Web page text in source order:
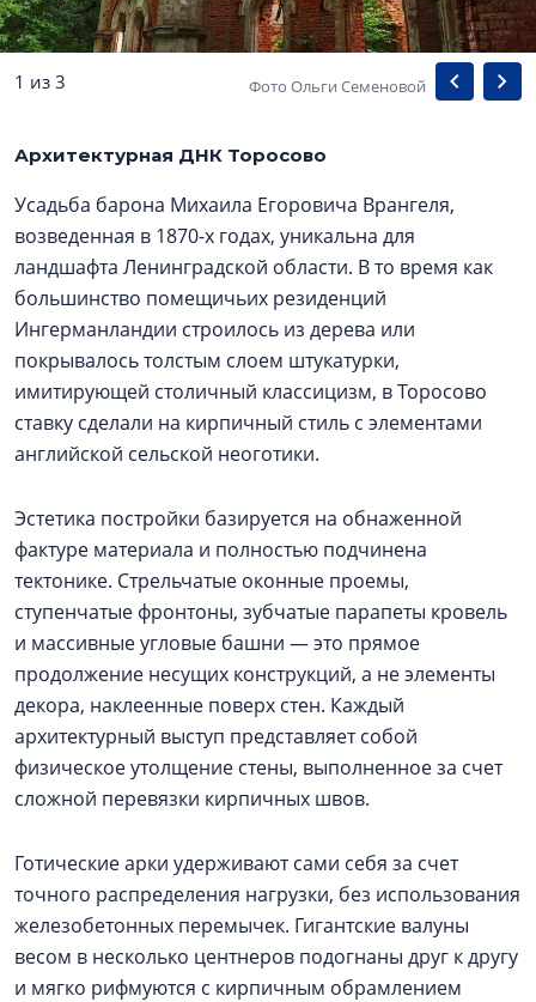
1 из 3 Фото Ольги Семеновой
Архитектурная ДНК Торосово
Усадьба барона Михаила Егоровича Врангеля,
возведенная в 1870-х годах, уникальна для
ландшафта Ленинградской области. В то время как
большинство помещичьих резиденций
Ингерманландии строилось из дерева или
покрывалось толстым слоем штукатурки,
имитирующей столичный классицизм, в Торосово
ставку сделали на кирпичный стиль с элементами
английской сельской неоготики.
Эстетика постройки базируется на обнаженной
фактуре материала и полностью подчинена
тектонике. Стрельчатые оконные проемы,
ступенчатые фронтоны, зубчатые парапеты кровель
и массивные угловые башни — это прямое
продолжение несущих конструкций, а не элементы
декора, наклеенные поверх стен. Каждый
архитектурный выступ представляет собой
физическое утолщение стены, выполненное за счет
сложной перевязки кирпичных швов.
Готические арки удерживают сами себя за счет
точного распределения нагрузки, без использования
железобетонных перемычек. Гигантские валуны
весом в несколько центнеров подогнаны друг к другу
и мягко рифмуются с кирпичным обрамлением